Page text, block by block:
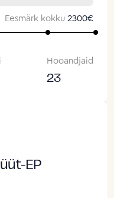
Eesmärk kokku 2300€
Hooandjaid
23
EP